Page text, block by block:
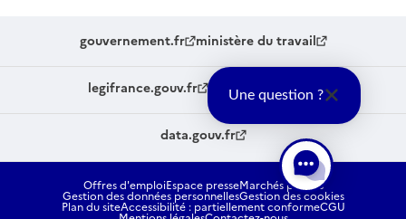
gouvernement.fr ministère du travail
legifrance.gouv.fr service-public.fr
data.gouv.fr
Offres d'emploiEspace presseMarchés publics
Gestion des données personnellesGestion des cookies
Plan du siteAccessibilité : partiellement conformeCGU
Une question ?